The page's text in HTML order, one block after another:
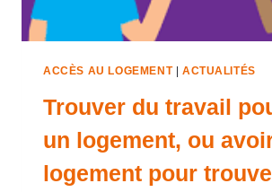
ACCÈS AU LOGEMENT| ACTUALITÉS
Trouver du travail
un logement, ou
logement pour